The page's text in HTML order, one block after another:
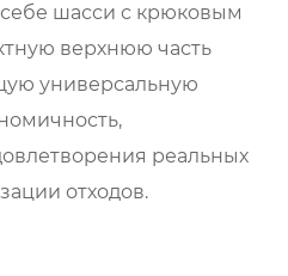
шасси с крюковым
верхнюю часть
универсальную
реальных
отходов.